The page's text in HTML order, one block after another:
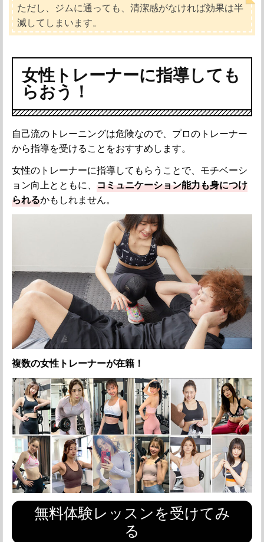
ただし、ジムに通っても、清潔感がなければ効果は半
減してしまいます。
女性トレーナーに指導しても
らおう！
自己流のトレーニングは危険なので、プロのトレーナー
から指導を受けることをおすすめします。
女性のトレーナーに指導してもらうことで、モチベーシ
ョン向上とともに、コミュニケーション能力も身につけ
られるかもしれません。
複数の女性トレーナーが在籍！
無料体験レッスンを受けてみ
る